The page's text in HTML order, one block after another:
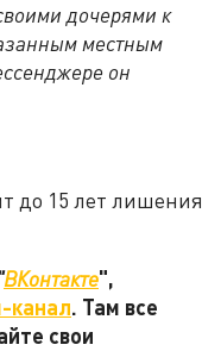
дочерями к
местным
он
до 15 лет лишения
ВКонтакте",
канал. Там все
свои